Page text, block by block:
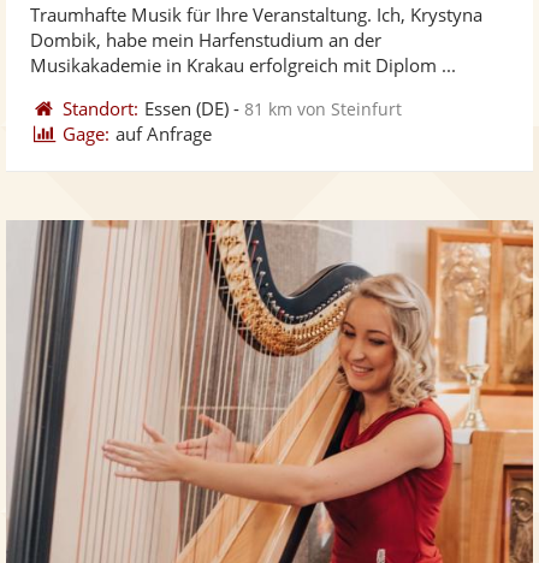
Fotos
Traumhafte Musik für Ihre Veranstaltung. Ich, Krystyna
Dombik, habe mein Harfenstudium an der
Musikakademie in Krakau erfolgreich mit Diplom ...
Standort: Essen (DE) -81 km von Steinfurt
Gage: auf Anfrage